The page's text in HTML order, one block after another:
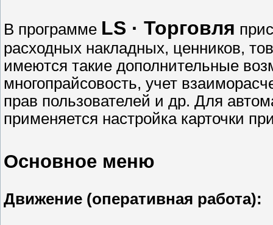
В программе LS · Торговля
расходных накладных, ценников,
имеются такие дополнительные
многопрайсовость, учет
прав пользователей и др. Для
применяется настройка карточки
Основное меню
Движение (оперативная работа):